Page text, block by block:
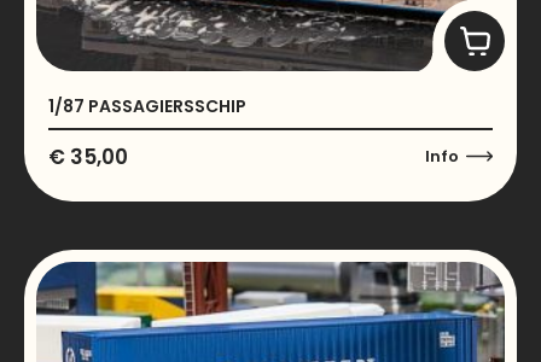
1/87 PASSAGIERSSCHIP
€ 35,00 Info